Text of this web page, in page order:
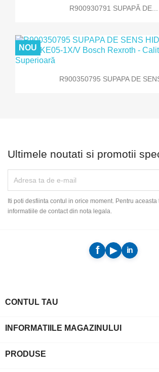
R900930791 SUPAPĂ DE...
R900350795 SUPAPA DE
NOU
Ultimele noutati si promotii
Iti poti desfiinta contul in orice moment. Pentru aceasta
informatiile de contact din nota legala.
CONTUL TAU
INFORMATIILE MAGAZINULUI
PRODUSE